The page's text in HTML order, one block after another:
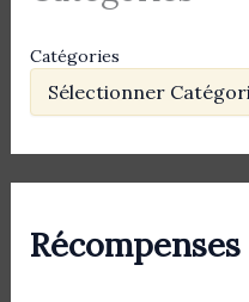
Catégories
Récompenses